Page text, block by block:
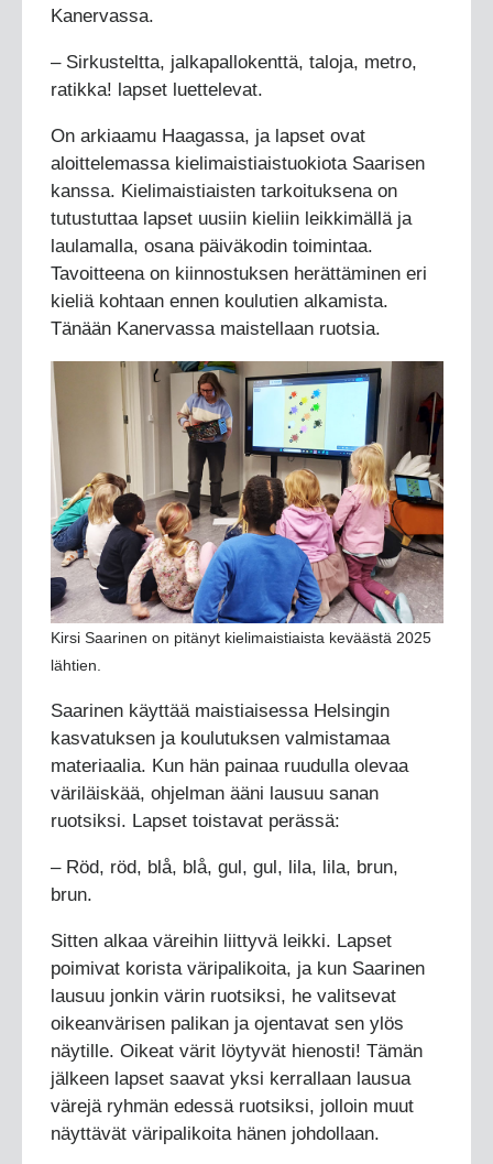
Kanervassa.
– Sirkusteltta, jalkapallokenttä, taloja, metro,
ratikka! lapset luettelevat.
On arkiaamu Haagassa, ja lapset ovat
aloittelemassa kielimaistiaistuokiota Saarisen
kanssa. Kielimaistiaisten tarkoituksena on
tutustuttaa lapset uusiin kieliin leikkimällä ja
laulamalla, osana päiväkodin toimintaa.
Tavoitteena on kiinnostuksen herättäminen eri
kieliä kohtaan ennen koulutien alkamista.
Tänään Kanervassa maistellaan ruotsia.
Kirsi Saarinen on pitänyt kielimaistiaista keväästä 2025
lähtien.
Saarinen käyttää maistiaisessa Helsingin
kasvatuksen ja koulutuksen valmistamaa
materiaalia. Kun hän painaa ruudulla olevaa
väriläiskää, ohjelman ääni lausuu sanan
ruotsiksi. Lapset toistavat perässä:
– Röd, röd, blå, blå, gul, gul, lila, lila, brun,
brun.
Sitten alkaa väreihin liittyvä leikki. Lapset
poimivat korista väripalikoita, ja kun Saarinen
lausuu jonkin värin ruotsiksi, he valitsevat
oikeanvärisen palikan ja ojentavat sen ylös
näytille. Oikeat värit löytyvät hienosti! Tämän
jälkeen lapset saavat yksi kerrallaan lausua
värejä ryhmän edessä ruotsiksi, jolloin muut
näyttävät väripalikoita hänen johdollaan.